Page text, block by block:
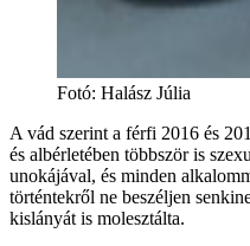
Fotó: Halász Júlia
A vád szerint a férfi 2016 és
és albérletében többször is
unokájával, és minden
történtekről ne beszéljen
kislányát is molesztálta.